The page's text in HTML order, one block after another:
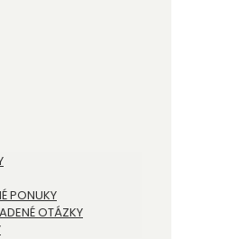
PONUKY
OTÁZKY